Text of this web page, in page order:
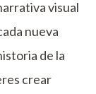
visual
nueva
de la
crear